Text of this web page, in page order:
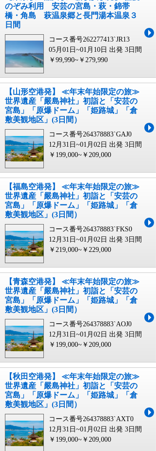
のぞみ利用 安芸の宮島・萩・錦帯
橋・角島 萩温泉郷と長門湯本温泉３
日間
コース番号262277413`JR13
05月01日~01月10日 出発 3日間
￥99,990~￥279,990
【山形空港発】 ≪年末年始限定の旅≫
世界遺産「嚴島神社」初詣と「安芸の
宮島」「原爆ドーム」「姫路城」「倉
敷美観地区」(3日間）
コース番号264378883`GAJ0
12月31日~01月02日 出発 3日間
￥199,000~￥209,000
【福島空港発】 ≪年末年始限定の旅≫
世界遺産「嚴島神社」初詣と「安芸の
宮島」「原爆ドーム」「姫路城」「倉
敷美観地区」(3日間）
コース番号264378883`FKS0
12月31日~01月02日 出発 3日間
￥219,000~￥229,000
【青森空港発】 ≪年末年始限定の旅≫
世界遺産「嚴島神社」初詣と「安芸の
宮島」「原爆ドーム」「姫路城」「倉
敷美観地区」(3日間）
コース番号264378883`AOJ0
12月31日~01月02日 出発 3日間
￥199,000~￥209,000
【秋田空港発】 ≪年末年始限定の旅≫
世界遺産「嚴島神社」初詣と「安芸の
宮島」「原爆ドーム」「姫路城」「倉
敷美観地区」(3日間）
コース番号264378883`AXT0
12月31日~01月02日 出発 3日間
￥199,000~￥209,000